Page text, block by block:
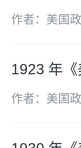
作者：美国
1923 年
作者：美国